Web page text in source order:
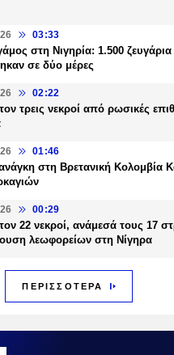
03:33
στη Νιγηρία: 1.500 ζευγάρια
σε δύο μέρες
02:22
τρεις νεκροί από ρωσικές
01:46
στη Βρετανική Κολομβία
00:29
22 νεκροί, ανάμεσά τους 17
λεωφορείων στη Νίγηρα
ΠΕΡΙΣΣΟΤΕΡΑ